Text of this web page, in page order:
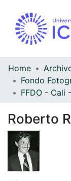
Home
FFDO - Cali
Roberto